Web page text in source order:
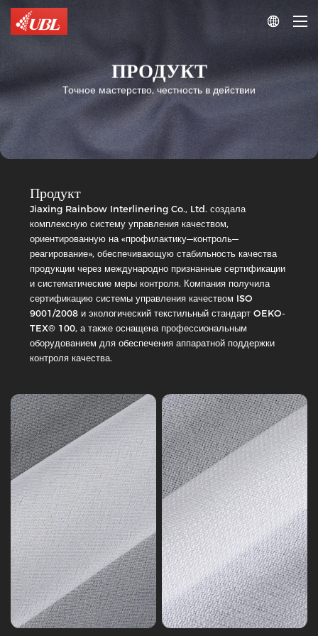

ПРОДУКТ
Точное мастерство, честность в действии
Продукт
Jiaxing Rainbow Interlinering Co., Ltd. создала
комплексную систему управления качеством,
ориентированную на «профилактику—контроль—
реагирование», обеспечивающую стабильность качества
продукции через международно признанные сертификации
и систематические меры контроля. Компания получила
сертификацию системы управления качеством ISO
9001/2008 и экологический текстильный стандарт OEKO-
TEX® 100, а также оснащена профессиональным
оборудованием для обеспечения аппаратной поддержки
контроля качества.
Тканая
интерлайновка
PA
Double-
Dot
Woven
Fusible
Interlining,
125
Тканая
интерлайновка
Ткань
из
саржи
Тканая
интерлайновка
Tricot
Series
4
Тканая
интерлайновка
Вязание
Серия
1